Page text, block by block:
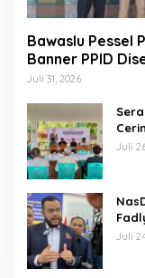
Bawaslu Pessel
Banner PPID
Juli 31, 2026
Juli
Juli